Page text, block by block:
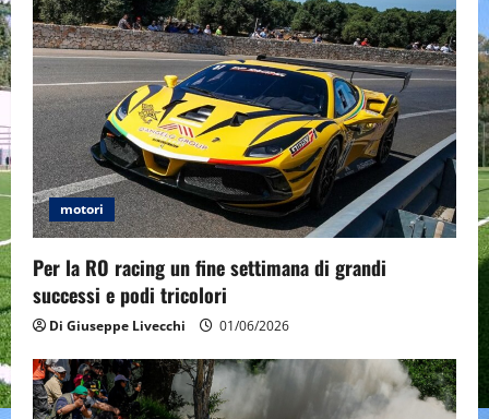
motori
Per la RO racing un fine settimana di grandi
successi e podi tricolori
Di Giuseppe Livecchi 01/06/2026